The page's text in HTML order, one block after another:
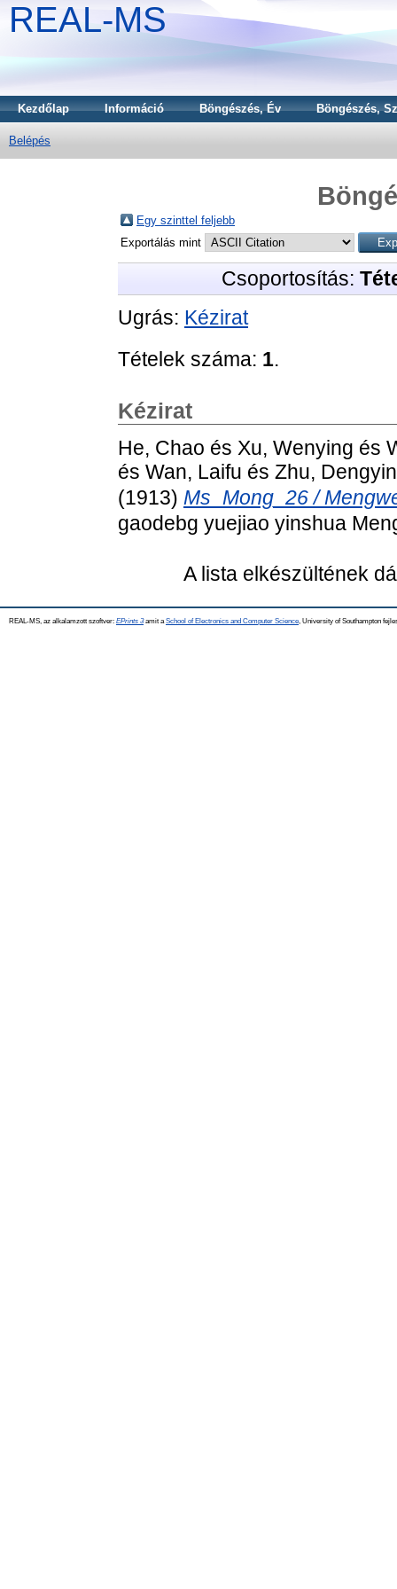
REAL-MS
Kezdőlap Információ Böngészés, Év Böngészés,
Belépés
Egy szinttel feljebb
Exportálás mint
Csoportosítás:
Ugrás: Kézirat
Tételek száma: 1.
Kézirat
He, Chao és Xu, Wenying és
és Wan, Laifu és Zhu, Dengyin
(1913) Ms_Mong_26 /
gaodebg yuejiao yinshua
A lista elkészültének
REAL-MS, az alkalamzott szoftver: EPrints 3amit a School of Electronics and Computer Science , University of Southampton